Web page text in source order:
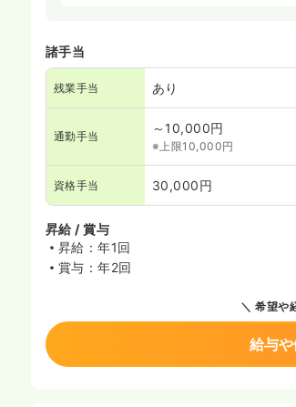
諸手当
残業手当 あり
通勤手当
～10,000円
※上限10,000円
資格手当 30,000円
昇給 / 賞与
昇給：年1回
賞与：年2回
希望や
給与